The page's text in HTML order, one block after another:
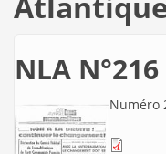
NLA N°216
Numéro